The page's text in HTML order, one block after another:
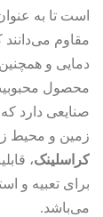
است تا به
مقاوم می‌دانند
دمایی و
محصول
صنایعی دارد
زمین و محیط
کراسلینک،
برای تعبیه و
می‌باشد.